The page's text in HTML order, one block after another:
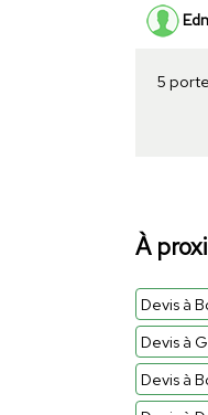
5
À
Devis à
Devis à
Devis à